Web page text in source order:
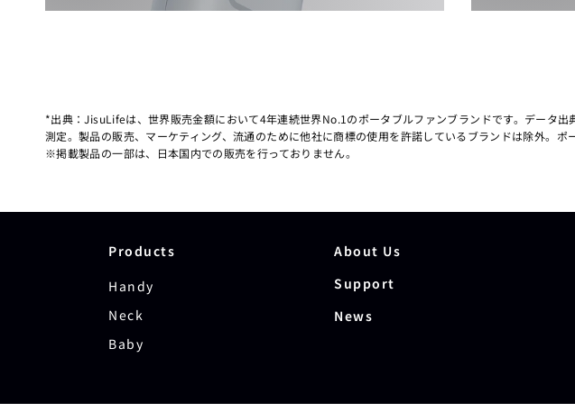
*出典：JisuLifeは、世界販売金額において4年連続世界No.1のポータブルファンブランドです。データ
測定。製品の販売、マーケティング、流通のために他社に商標の使用を許諾しているブランドは除外。
※掲載製品の一部は、日本国内での販売を行っておりません。
Products
Handy
Neck
Baby
About Us
Support
News